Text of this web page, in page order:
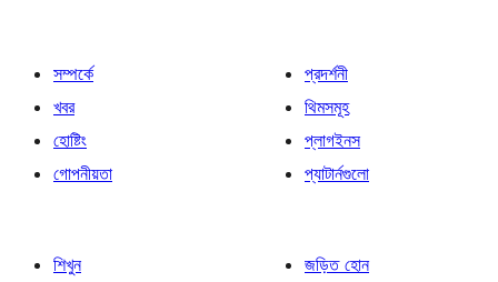
সম্পর্কে
খবর
হোষ্টিং
গোপনীয়তা
প্রদর্শনী
থিমসমূহ
প্লাগইনস
প্যাটার্নগুলো
শিখুন
জড়িত হোন